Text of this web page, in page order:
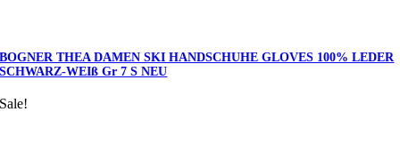
BOGNER THEA DAMEN SKI HANDSCHUHE GLOVES 100% LEDER
SCHWARZ-WEIß Gr 7 S NEU
Sale!